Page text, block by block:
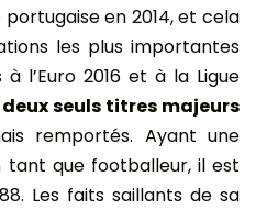
en 2014, et cela
les plus importantes
l’Euro 2016 et à la Ligue
deux seuls titres majeurs
remportés. Ayant une
que footballeur, il est
Les faits saillants de sa